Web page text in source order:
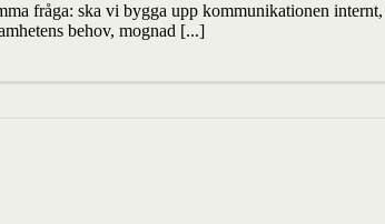
fråga: ska vi bygga upp kommunikationen
behov, mognad [...]